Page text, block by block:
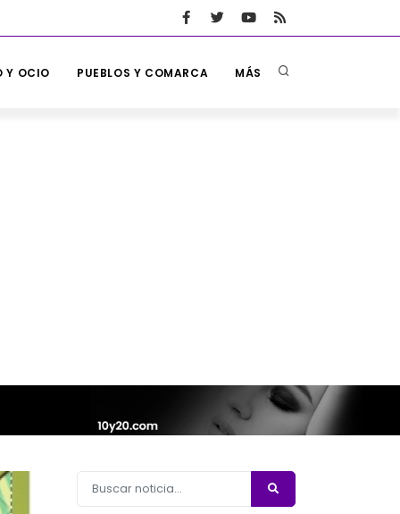
Y OCIO PUEBLOS Y COMARCA MÁS